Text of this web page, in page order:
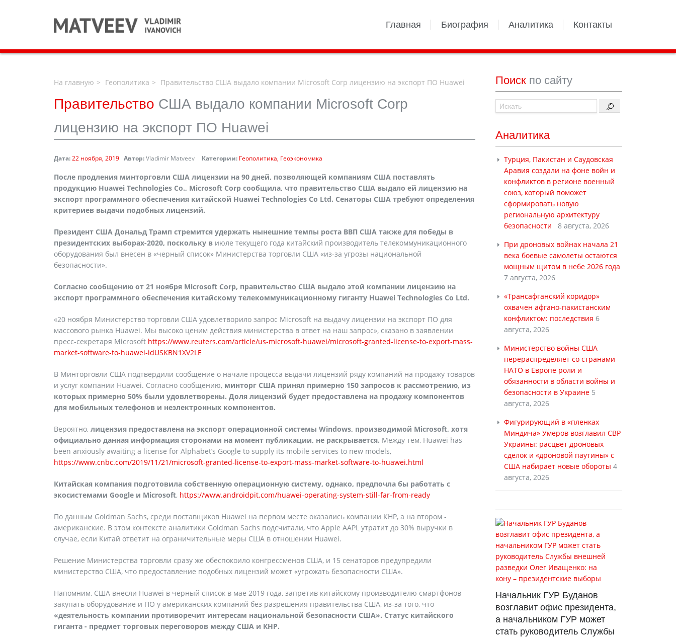
Главная Биография Аналитика Контакты
На главную Геополитика Правительство США выдало компании Microsoft Corp лицензию на экспорт ПО Huawei
Правительство США выдало компании Microsoft Corp
лицензию на экспорт ПО Huawei
Дата:22 ноября, 2019 Автор:Vladimir Matveev Категории: Геополитика Геоэкономика
После продления минторговли США лицензии на 90 дней, позволяющей компаниям США поставлять
продукцию Huawei Technologies Co., Microsoft Corp сообщила, что правительство США выдало ей лицензию на
экспорт программного обеспечения китайской Huawei Technologies Co Ltd. Сенаторы США требуют определения
критериев выдачи подобных лицензий.
Президент США Дональд Трамп стремится удержать нынешние темпы роста ВВП США также для победы в
президентских выборах-2020, поскольку в июле текущего года китайский производитель телекоммуникационного
оборудования был внесен в «черный список» Министерства торговли США «из-за угрозы национальной
безопасности».
Согласно сообщению от 21 ноября Microsoft Corp, правительство США выдало этой компании лицензию на
экспорт программного обеспечения китайскому телекоммуникационному гиганту Huawei Technologies Co Ltd.
«20 ноября Министерство торговли США удовлетворило запрос Microsoft на выдачу лицензии на экспорт ПО для
массового рынка Huawei. Мы высоко ценим действия министерства в ответ на наш запрос», сказано в заявлении
пресс-секретаря Microsoft https://www.reuters.com/article/us-microsoft-huawei/microsoft-granted-license-to-export-mass-
market-software-to-huawei-idUSKBN1XV2LE
В Минторговли США подтвердили сообщение о начале процесса выдачи лицензий ряду компаний на продажу товаров
и услуг компании Huawei. Согласно сообщению, минторг США принял примерно 150 запросов к рассмотрению, из
которых примерно 50% были удовлетворены. Доля лицензий будет предоставлена на продажу компонентов
для мобильных телефонов и неэлектронных компонентов.
Вероятно, лицензия предоставлена на экспорт операционной системы Windows, производимой Microsoft, хотя
официально данная информация сторонами на момент публикации, не раскрывается. Между тем, Huawei has
been anxiously awaiting a license for Alphabet’s Google to supply its mobile services to new models,
https://www.cnbc.com/2019/11/21/microsoft-granted-license-to-export-mass-market-software-to-huawei.html
Китайская компания подготовила собственную операционную систему, однако, предпочла бы работать с
экосистемами Google и Microsoft, https://www.androidpit.com/huawei-operating-system-still-far-from-ready
По данным Goldman Sachs, среди поставщиков Huawei на первом месте оказались компании КНР, а на втором -
американские. В этом контексте аналитики Goldman Sachs подсчитали, что Apple AAPL утратит до 30% выручки в
случае, если Китай ответит на ограничительные меры США в отношении Huawei.
Решение Министерства торговли сразу же обеспокоило конгрессменов США, и 15 сенаторов предупредили
министерство США, что предоставление подобных лицензий может «угрожать безопасности США».
Напомним, США внесли Huawei в чёрный список в мае 2019 года, запретив китайскому производителю смартфонов
закупать оборудование и ПО у американских компаний без разрешения правительства США, из-за того, что
«деятельность компании противоречит интересам национальной безопасности США». Статус китайского
гиганта - предмет торговых переговоров между США и КНР.
Поиск по сайту
Аналитика
Турция, Пакистан и Саудовская
Аравия создали на фоне войн и
конфликтов в регионе военный
союз, который поможет
сформировать новую
региональную архитектуру
безопасности
8 августа, 2026
При дроновых войнах начала 21
века боевые самолеты остаются
мощным щитом в небе 2026 года
7 августа, 2026
«Трансафганский коридор»
охвачен афгано-пакистанским
конфликтом: последствия 6
августа, 2026
Министерство войны США
перераспределяет со странами
НАТО в Европе роли и
обязанности в области войны и
безопасности в Украине 5
августа, 2026
Фигурирующий в «пленках
Миндича» Умеров возглавил СВР
Украины: расцвет дроновых
сделок и «дроновой паутины» с
США набирает новые обороты 4
августа, 2026
Начальник ГУР Буданов
возглавит офис президента,
а начальником ГУР может
стать руководитель Службы